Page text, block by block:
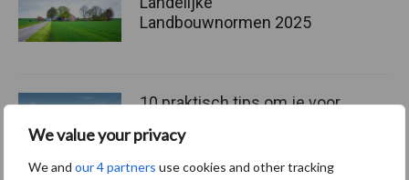
We value your privacy
We and our 4 partners use cookies and other tracking
Landbouwnormen 2025
10 praktisch tips om je voor
uitval van het stroomnet